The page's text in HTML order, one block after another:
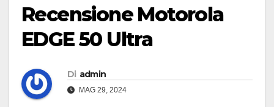
Recensione Motorola
EDGE 50 Ultra
Di admin
MAG 29, 2024